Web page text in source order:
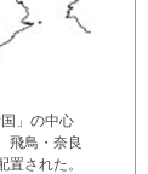
」の中心
飛鳥・奈良
された。